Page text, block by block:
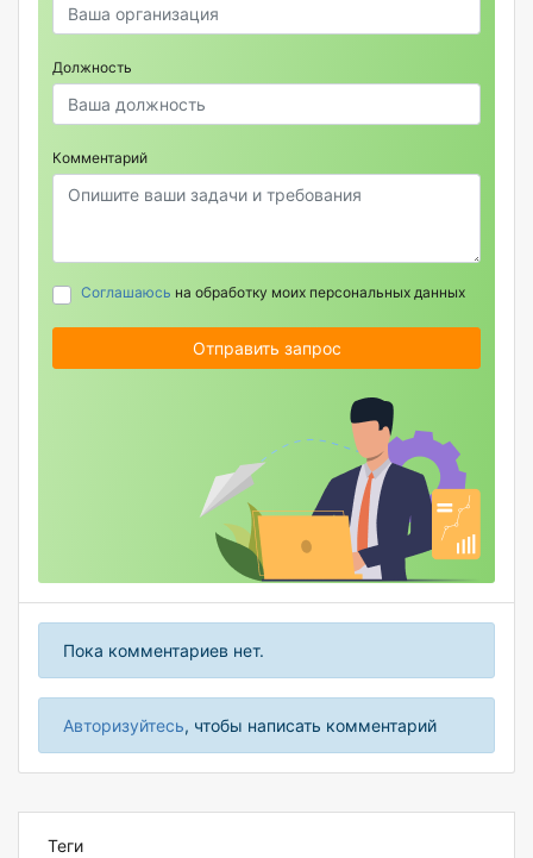
Должность
Комментарий
Соглашаюсь на обработку моих персональных данных
Отправить запрос
Пока комментариев нет.
Авторизуйтесь, чтобы написать комментарий
Теги